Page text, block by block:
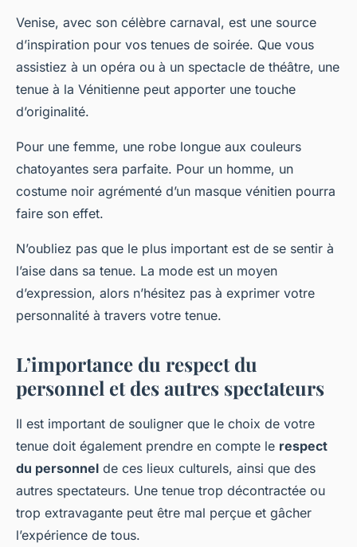
Venise, avec son célèbre carnaval, est une source
d’inspiration pour vos tenues de soirée. Que vous
assistiez à un opéra ou à un spectacle de théâtre, une
tenue à la Vénitienne peut apporter une touche
d’originalité.
Pour une femme, une robe longue aux couleurs
chatoyantes sera parfaite. Pour un homme, un
costume noir agrémenté d’un masque vénitien pourra
faire son effet.
N’oubliez pas que le plus important est de se sentir à
l’aise dans sa tenue. La mode est un moyen
d’expression, alors n’hésitez pas à exprimer votre
personnalité à travers votre tenue.
L’importance du respect du
personnel et des autres spectateurs
Il est important de souligner que le choix de votre
tenue doit également prendre en compte le respect
du personnel de ces lieux culturels, ainsi que des
autres spectateurs. Une tenue trop décontractée ou
trop extravagante peut être mal perçue et gâcher
l’expérience de tous.